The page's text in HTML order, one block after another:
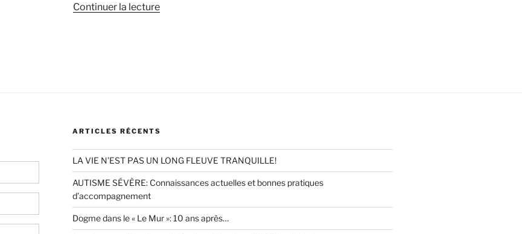
Continuer la lecturede
situation
de
handicap
est
à
nouveau. »
ARTICLES RÉCENTS
LA VIE N’EST PAS UN LONG FLEUVE TRANQUILLE!
AUTISME SÉVÈRE: Connaissances actuelles et bonnes pratiques
d’accompagnement
Dogme dans le « Le Mur »: 10 ans après…